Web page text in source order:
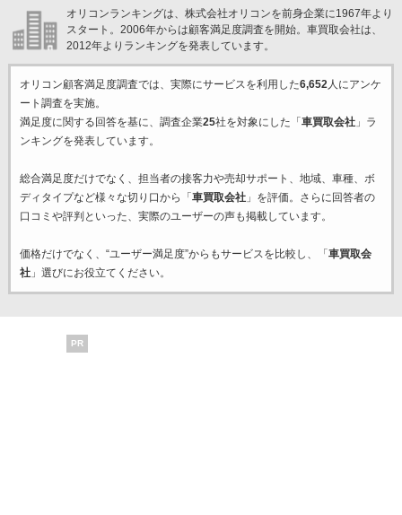
オリコンランキングは、株式会社オリコンを前身企業に1967年より
スタート。2006年からは顧客満足度調査を開始。車買取会社は、
2012年よりランキングを発表しています。
オリコン顧客満足度調査では、実際にサービスを利用した6,652人にアンケ
ート調査を実施。
満足度に関する回答を基に、調査企業25社を対象にした「車買取会社」ラ
ンキングを発表しています。
総合満足度だけでなく、担当者の接客力や売却サポート、地域、車種、ボ
ディタイプなど様々な切り口から「車買取会社」を評価。さらに回答者の
口コミや評判といった、実際のユーザーの声も掲載しています。
価格だけでなく、“ユーザー満足度”からもサービスを比較し、「車買取会
社」選びにお役立てください。
PR